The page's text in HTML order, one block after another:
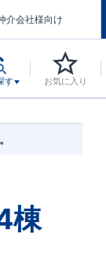
介会社様向け
す お気に入り
棟